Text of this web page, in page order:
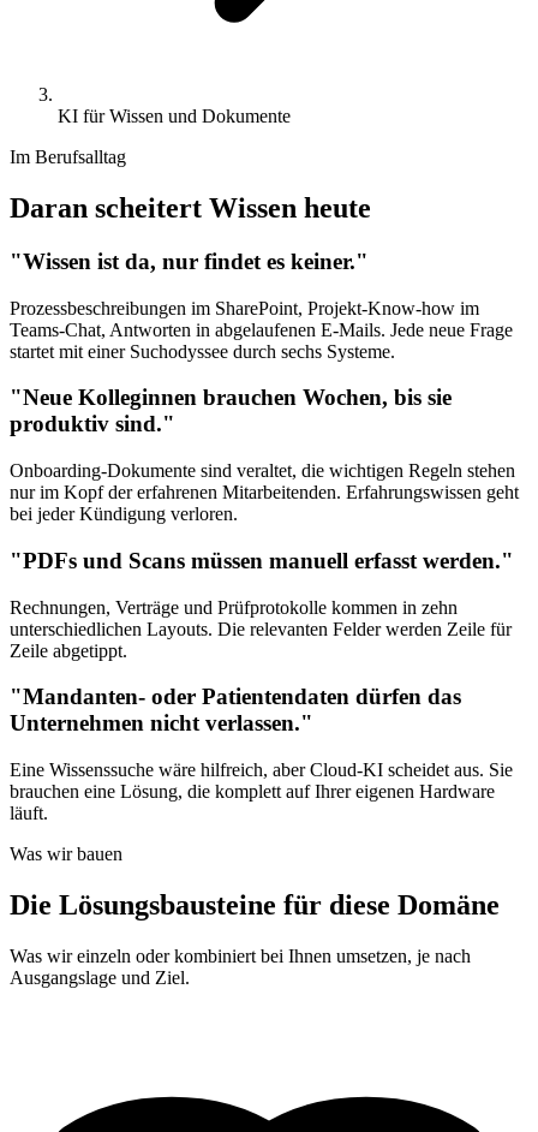
KI für Wissen und Dokumente
Im Berufsalltag
Daran scheitert Wissen heute
"Wissen ist da, nur findet es keiner."
Prozessbeschreibungen im SharePoint, Projekt-Know-how im
Teams-Chat, Antworten in abgelaufenen E-Mails. Jede neue Frage
startet mit einer Suchodyssee durch sechs Systeme.
"Neue Kolleginnen brauchen Wochen, bis sie
produktiv sind."
Onboarding-Dokumente sind veraltet, die wichtigen Regeln stehen
nur im Kopf der erfahrenen Mitarbeitenden. Erfahrungswissen geht
bei jeder Kündigung verloren.
"PDFs und Scans müssen manuell erfasst werden."
Rechnungen, Verträge und Prüfprotokolle kommen in zehn
unterschiedlichen Layouts. Die relevanten Felder werden Zeile für
Zeile abgetippt.
"Mandanten- oder Patientendaten dürfen das
Unternehmen nicht verlassen."
Eine Wissenssuche wäre hilfreich, aber Cloud-KI scheidet aus. Sie
brauchen eine Lösung, die komplett auf Ihrer eigenen Hardware
läuft.
Was wir bauen
Die Lösungsbausteine für diese Domäne
Was wir einzeln oder kombiniert bei Ihnen umsetzen, je nach
Ausgangslage und Ziel.